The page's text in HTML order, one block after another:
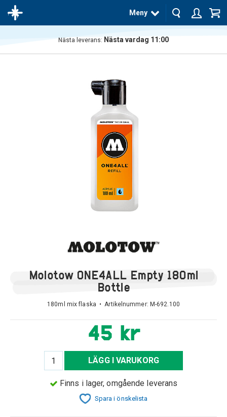
Meny
Nästa leverans: Nästa vardag 11:00
Molotow ONE4ALL Empty 180ml
Bottle
180ml mix flaska • Artikelnummer: M-692.100
45 kr
LÄGG I VARUKORG
Finns i lager, omgående leverans
Spara i önskelista